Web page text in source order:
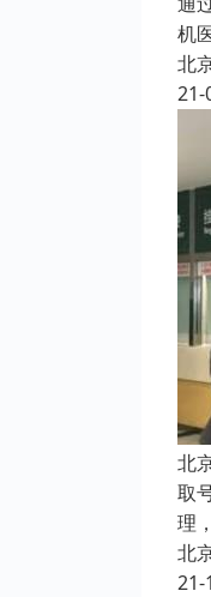
机
北
21-
北
取
理
北
21-